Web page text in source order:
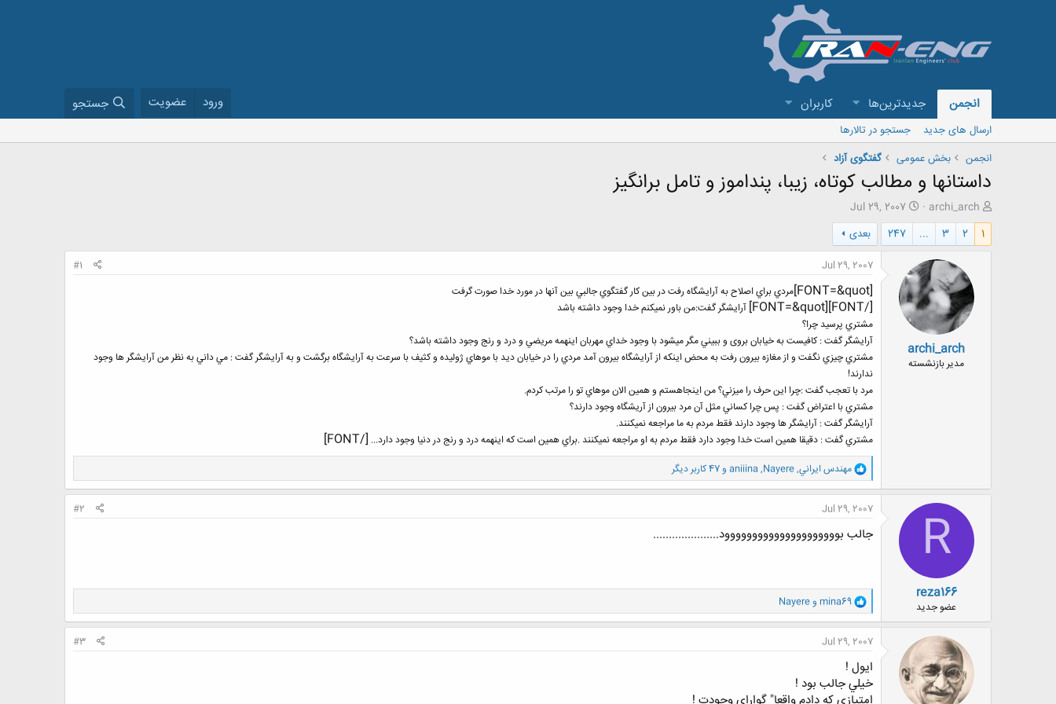
انجمن جدیدترین‌ها کاربران ورود عضویت جستجو
ارسال های جدید
جستجو در تالارها
انجمن
بخش عمومی گفتگوی آزاد
داستانها و مطالب کوتاه، زیبا، پنداموز و تامل برانگیز
ش
ر
ع
archi_arch
ت
ا
ر
ی
ش
ر
و
ع
Jul 29, 2007
1
2
3
...
247 بعدی
archi_arch
مدیر بازنشسته
Jul 29, 2007
#1
[FONT=&quot] مردي براي اصلاح به آرايشگاه رفت در بين كار گفتگوي جالبي بين آنها در مورد خدا صورت گرفت
[/FONT][FONT=&quot]
آرايشگر گفت:من باور نميكنم خدا وجود داشته باشد
مشتري پرسيد چرا؟
آرايشگر گفت : كافيست به خيابان بروی و ببيني مگر ميشود با وجود خداي مهربان اينهمه مريضي و درد و رنج وجود داشته باشد؟
مشتري چيزي نگفت و از مغازه بيرون رفت به محض اينكه از آرايشگاه بيرون آمد مردي را در خيابان ديد با موهاي ژوليده و كثيف با سرعت به آرايشگاه برگشت و به آرايشگر گفت : مي داني به نظر من آرايشگر ها وجود
ندارند!
مرد با تعجب گفت :چرا اين حرف را ميزني؟ من اينجاهستم و همين الان موهاي تو را مرتب كردم.
مشتري با اعتراض گفت : پس چرا كساني مثل آن مرد بيرون از آريشگاه وجود دارند؟
آرایشگر گفت : آرايشگر ها وجود دارند فقط مردم به ما مراجعه نميكنند.
مشتري گفت : دقيقا همين است خدا وجود دارد فقط مردم به او مراجعه نميكنند .براي همين است كه اينهمه درد و رنج در دنيا وجود دارد... [/FONT]
و
ا
ک
ش
ه
ا
مهندس ايراني,
Nayere
,
aniiina و 47 کاربر دیگر
R
reza166
عضو جدید
Jul 29, 2007
#2
جالب بووووووووووووووووووووود.....................
و
ا
ک
ش
ه
ا
:
mina69 و Nayere
Jul 29, 2007
#3
ايول !
خيلي جالب بود !
امتيازي كه دادم واقعا" گواراي وجودت !